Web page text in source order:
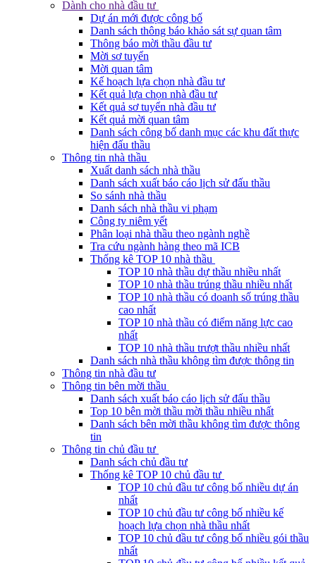
Dành cho nhà đầu tư
Dự án mới được công bố
Danh sách thông báo khảo sát sự quan tâm
Thông báo mời thầu đầu tư
Mời sơ tuyển
Mời quan tâm
Kế hoạch lựa chọn nhà đầu tư
Kết quả lựa chọn nhà đầu tư
Kết quả sơ tuyển nhà đầu tư
Kết quả mời quan tâm
Danh sách công bố danh mục các khu đất thực
hiện đấu thầu
Thông tin nhà thầu
Xuất danh sách nhà thầu
Danh sách xuất báo cáo lịch sử đấu thầu
So sánh nhà thầu
Danh sách nhà thầu vi phạm
Công ty niêm yết
Phân loại nhà thầu theo ngành nghề
Tra cứu ngành hàng theo mã ICB
Thống kê TOP 10 nhà thầu
TOP 10 nhà thầu dự thầu nhiều nhất
TOP 10 nhà thầu trúng thầu nhiều nhất
TOP 10 nhà thầu có doanh số trúng thầu
cao nhất
TOP 10 nhà thầu có điểm năng lực cao
nhất
TOP 10 nhà thầu trượt thầu nhiều nhất
Danh sách nhà thầu không tìm được thông tin
Thông tin nhà đầu tư
Thông tin bên mời thầu
Danh sách xuất báo cáo lịch sử đấu thầu
Top 10 bên mời thầu mời thầu nhiều nhất
Danh sách bên mời thầu không tìm được thông
tin
Thông tin chủ đầu tư
Danh sách chủ đầu tư
Thống kê TOP 10 chủ đầu tư
TOP 10 chủ đầu tư công bố nhiều dự án
nhất
TOP 10 chủ đầu tư công bố nhiều kế
hoạch lựa chọn nhà thầu nhất
TOP 10 chủ đầu tư công bố nhiều gói thầu
nhất